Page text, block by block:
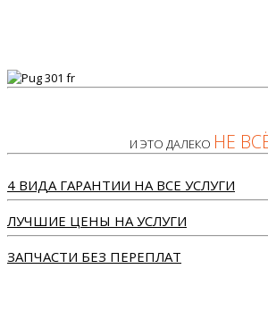
И ЭТО ДАЛЕКО НЕ
4 ВИДА ГАРАНТИИ НА ВСЕ УСЛУГИ
ЛУЧШИЕ ЦЕНЫ НА УСЛУГИ
ЗАПЧАСТИ БЕЗ ПЕРЕПЛАТ